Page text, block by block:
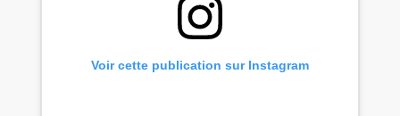
Voir cette publication sur Instagram